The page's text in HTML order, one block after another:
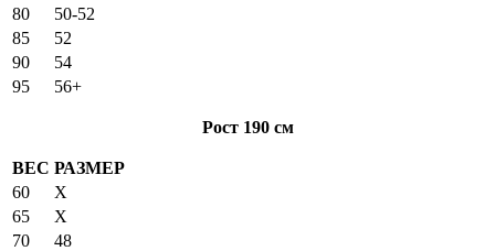
80
50-52
85
52
90
54
95
56+
Рост 190 см
ВЕС РАЗМЕР
60
X
65
X
70
48